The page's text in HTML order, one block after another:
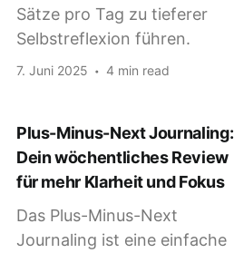
Sätze pro Tag zu tieferer
Selbstreflexion führen.
7. Juni 2025 4 min read
Plus-Minus-Next Journaling:
Dein wöchentliches Review
für mehr Klarheit und Fokus
Das Plus-Minus-Next
Journaling ist eine einfache